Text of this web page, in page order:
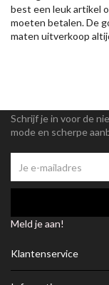
best een leuk artikel
moeten betalen. De
maten uitverkoop
Schrijf je in voor de
mode en scherpe
Meld je aan!
Klantenservice